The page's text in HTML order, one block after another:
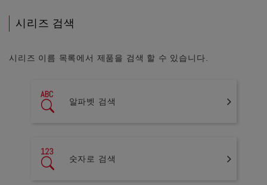
시리즈 검색
시리즈 이름 목록에서 제품을 검색 할 수 있습니다.
알파벳 검색
숫자로 검색